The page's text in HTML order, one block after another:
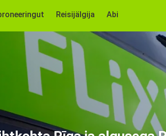
Reisijälgija Abi